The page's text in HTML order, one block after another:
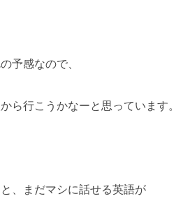
予感なので、
ら行こうかなーと思っています。
、まだマシに話せる英語が